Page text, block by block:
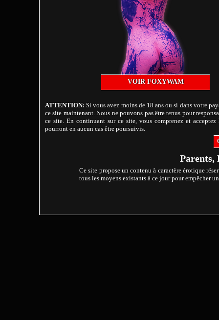
VOIR FOXYWAM
ATTENTION: Si vous avez moins de 18 ans ou si dans votre
ce site maintenant. Nous ne pouvons pas être tenus pour
ce site. En continuant sur ce site, vous comprenez et
pourront en aucun cas être poursuivis.
Parents,
Ce site propose un contenu à caractère érotique
tous les moyens existants à ce jour pour empêcher